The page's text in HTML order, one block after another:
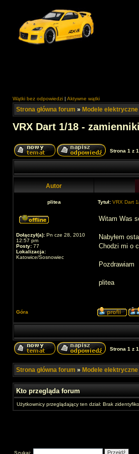
Wątki bez odpowiedzi | Aktywne wątki
Strona główna forum » Modele elektryczne
VRX Dart 1/18 - zamienniki
Strona 1 z 1
Autor
plitea Tytuł: VRX Dart
Dołączył(a): Pn cze 28, 2010
12:57 pm
Posty: 77
Lokalizacja:
Katowice/Sosnowiec
Witam Was
Nabyłem
Chodzi mi o
Pozdrawiam
plitea
Góra
Strona 1 z 1
Strona główna forum » Modele elektryczne
Kto przegląda forum
Użytkownicy przeglądający ten dział: Brak
Szukaj: